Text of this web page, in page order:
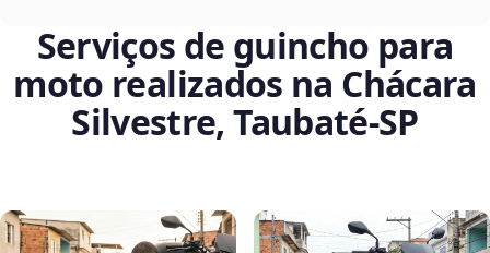
Serviços de guincho para
moto realizados na Chácara
Silvestre, Taubaté‑SP